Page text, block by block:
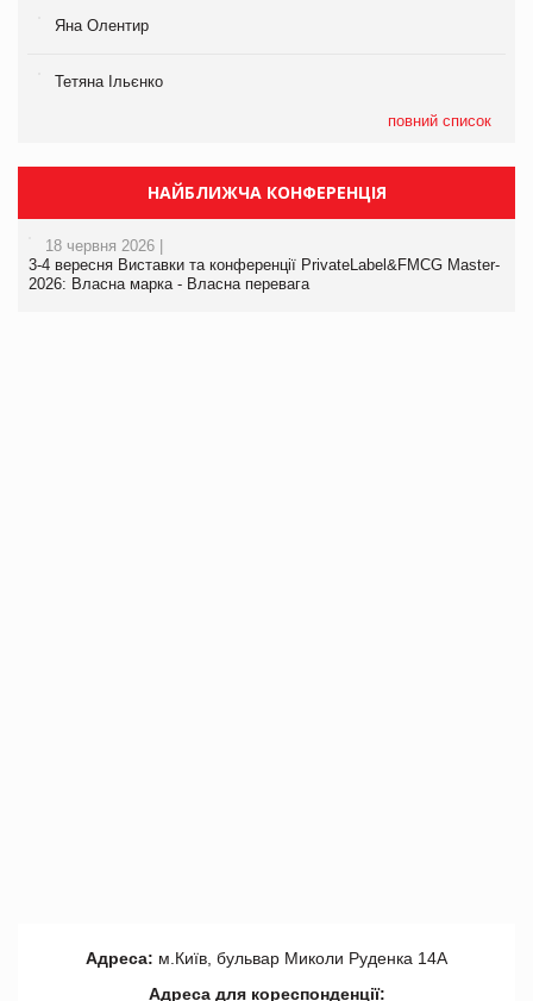
Яна Олентир
Тетяна Ільєнко
повний список
НАЙБЛИЖЧА КОНФЕРЕНЦІЯ
18 червня 2026 |
3-4 вересня Виставки та конференції PrivateLabel&FMCG Master-
2026: Власна марка - Власна перевага
Адреса: м.Київ, бульвар Миколи Руденка 14А
Адреса для кореспонденції: